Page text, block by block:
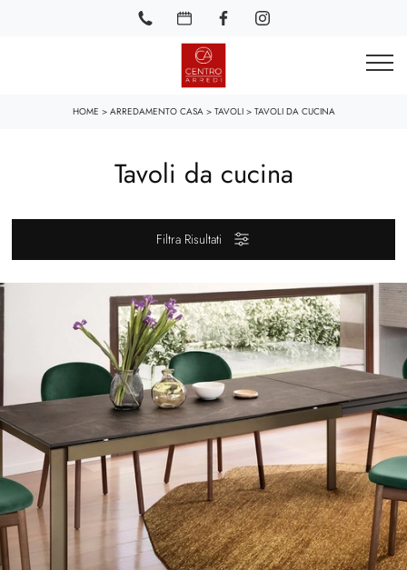
HOME > ARREDAMENTO CASA> TAVOLI> TAVOLI DA CUCINA
Tavoli da cucina
Filtra Risultati